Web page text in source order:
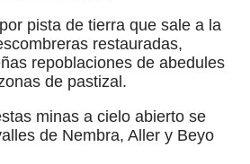
pista de tierra que sale a la
restauradas,
repoblaciones de abedules
de pastizal.
minas a cielo abierto se
de Nembra, Aller y Beyo